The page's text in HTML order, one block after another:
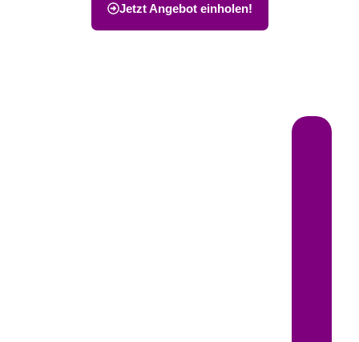
Jetzt Angebot einholen!